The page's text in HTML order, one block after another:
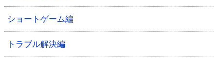
ショートゲーム編
トラブル解決編